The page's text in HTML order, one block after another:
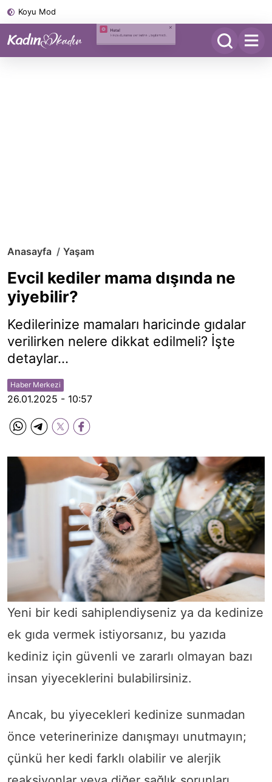
Koyu Mod
Anasayfa Yaşam
Evcil kediler mama dışında ne
yiyebilir?
Kedilerinize mamaları haricinde gıdalar
verilirken nelere dikkat edilmeli? İşte
detaylar...
Haber Merkezi
26.01.2025 - 10:57
Yeni bir kedi sahiplendiyseniz ya da kedinize
ek gıda vermek istiyorsanız, bu yazıda
kediniz için güvenli ve zararlı olmayan bazı
insan yiyeceklerini bulabilirsiniz.
Ancak, bu yiyecekleri kedinize sunmadan
önce veterinerinize danışmayı unutmayın;
çünkü her kedi farklı olabilir ve alerjik